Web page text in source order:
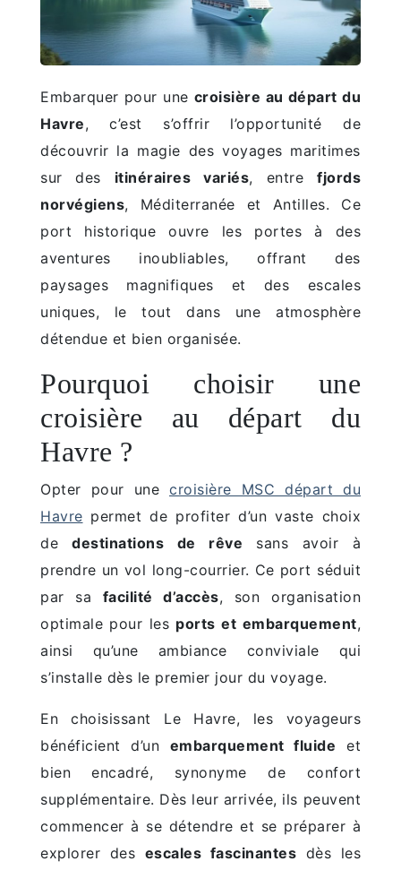
Embarquer pour une croisière au départ du
Havre, c’est s’offrir l’opportunité de
découvrir la magie des voyages maritimes
sur des itinéraires variés, entrefjords
norvégiens, Méditerranée et Antilles. Ce
port historique ouvre les portes à des
aventures inoubliables, offrant des
paysages magnifiques et des escales
uniques, le tout dans une atmosphère
détendue et bien organisée.
Pourquoi choisir une
croisière au départ du
Havre ?
Opter pour une croisière MSC départ du
Havre permet de profiter d’un vaste choix
dedestinations de rêve sans avoir à
prendre un vol long-courrier. Ce port séduit
par sa facilité d’accès, son organisation
optimale pour les ports et embarquement,
ainsi qu’une ambiance conviviale qui
s’installe dès le premier jour du voyage.
En choisissant Le Havre, les voyageurs
bénéficient d’un embarquement fluide et
bien encadré, synonyme de confort
supplémentaire. Dès leur arrivée, ils peuvent
commencer à se détendre et se préparer à
explorer des escales fascinantes dès les